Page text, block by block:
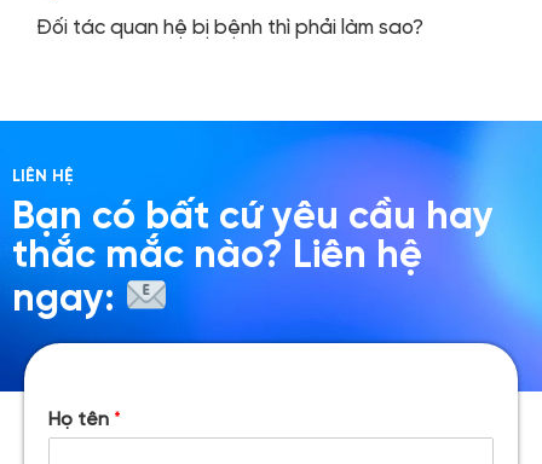
Đối tác quan hệ bị bệnh thì phải làm sao?
LIÊN HỆ
Bạn có bất cứ yêu cầu hay
thắc mắc nào? Liên hệ
ngay:
Họ tên *